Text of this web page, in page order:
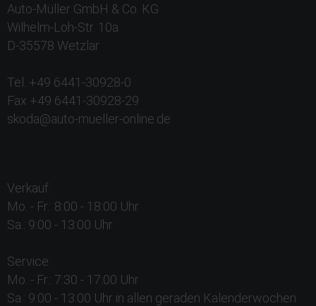
Auto-Müller GmbH & Co. KG
Wilhelm-Loh-Str. 10a
D-35578 Wetzlar
Tel. +49 6441-30928-0
Fax +49 6441-30928-29
skoda@auto-mueller-online.de
Verkauf:
Mo. - Fr.: 8:00 - 18:00 Uhr
Sa.: 9:00 - 13:00 Uhr
Service:
Mo. - Fr.: 7:30 - 17:00 Uhr
Sa.: 9:00 - 13:00 Uhr in allen geraden Kalenderwochen